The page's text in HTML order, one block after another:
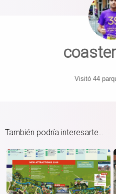
Visitó 44
También podría interesarte...